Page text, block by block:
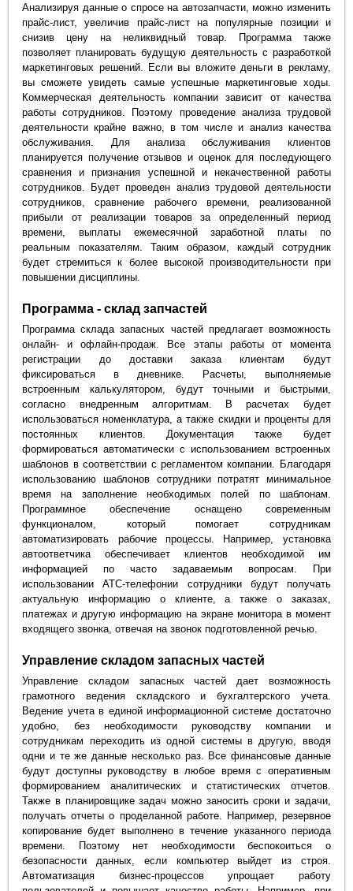
Анализируя данные о спросе на автозапчасти, можно изменить
прайс-лист, увеличив прайс-лист на популярные позиции и
снизив цену на неликвидный товар. Программа также
позволяет планировать будущую деятельность с разработкой
маркетинговых решений. Если вы вложите деньги в рекламу,
вы сможете увидеть самые успешные маркетинговые ходы.
Коммерческая деятельность компании зависит от качества
работы сотрудников. Поэтому проведение анализа трудовой
деятельности крайне важно, в том числе и анализ качества
обслуживания. Для анализа обслуживания клиентов
планируется получение отзывов и оценок для последующего
сравнения и признания успешной и некачественной работы
сотрудников. Будет проведен анализ трудовой деятельности
сотрудников, сравнение рабочего времени, реализованной
прибыли от реализации товаров за определенный период
времени, выплаты ежемесячной заработной платы по
реальным показателям. Таким образом, каждый сотрудник
будет стремиться к более высокой производительности при
повышении дисциплины.
Программа - склад запчастей
Программа склада запасных частей предлагает возможность
онлайн- и офлайн-продаж. Все этапы работы от момента
регистрации до доставки заказа клиентам будут
фиксироваться в дневнике. Расчеты, выполняемые
встроенным калькулятором, будут точными и быстрыми,
согласно внедренным алгоритмам. В расчетах будет
использоваться номенклатура, а также скидки и проценты для
постоянных клиентов. Документация также будет
формироваться автоматически с использованием встроенных
шаблонов в соответствии с регламентом компании. Благодаря
использованию шаблонов сотрудники потратят минимальное
время на заполнение необходимых полей по шаблонам.
Программное обеспечение оснащено современным
функционалом, который помогает сотрудникам
автоматизировать рабочие процессы. Например, установка
автоответчика обеспечивает клиентов необходимой им
информацией по часто задаваемым вопросам. При
использовании АТС-телефонии сотрудники будут получать
актуальную информацию о клиенте, а также о заказах,
платежах и другую информацию на экране монитора в момент
входящего звонка, отвечая на звонок подготовленной речью.
Управление складом запасных частей
Управление складом запасных частей дает возможность
грамотного ведения складского и бухгалтерского учета.
Ведение учета в единой информационной системе достаточно
удобно, без необходимости руководству компании и
сотрудникам переходить из одной системы в другую, вводя
одни и те же данные несколько раз. Все финансовые данные
будут доступны руководству в любое время с оперативным
формированием аналитических и статистических отчетов.
Также в планировщике задач можно заносить сроки и задачи,
получать отчеты о проделанной работе. Например, резервное
копирование будет выполнено в течение указанного периода
времени. Поэтому нет необходимости беспокоиться о
безопасности данных, если компьютер выйдет из строя.
Автоматизация бизнес-процессов упрощает работу